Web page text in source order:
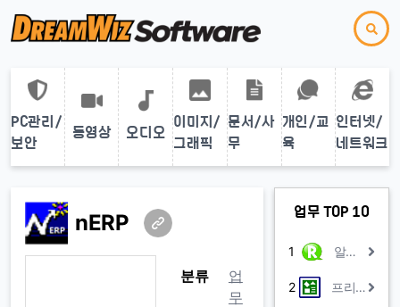
PC관리/
보안
동영상 오디오
이미지/
그래픽
문서/사
무
개인/교
육
인터넷/
네트워크
nERP
분류
업
무
업무 TOP 10
1 알찬회계장부
2 프리드로우 피오피